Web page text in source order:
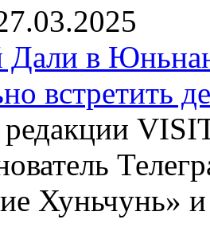
Дали в
встретить
редакции
Хуньчунь»